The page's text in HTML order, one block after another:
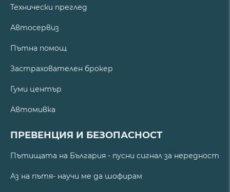
Технически преглед
Автосервиз
Пътна помощ
Застрахователен брокер
Гуми център
Автомивка
ПРЕВЕНЦИЯ И БЕЗОПАСНОСТ
Пътищата на България - пусни сигнал за нередност
Аз на пътя- научи ме да шофирам